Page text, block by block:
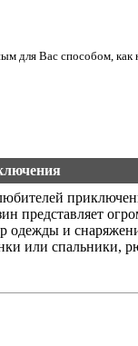
для Вас способом, как
представляет
одежды и
или спальники,